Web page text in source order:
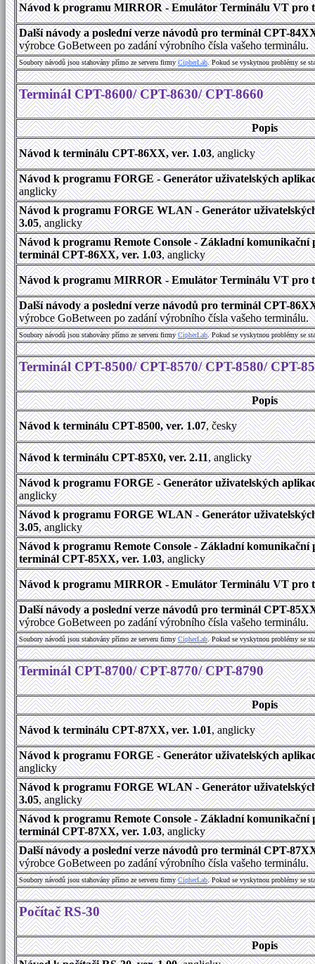
Návod k programu MIRROR - Emulátor Terminálu VT pro
Další návody a poslední verze návodů pro terminál CPT-
výrobce GoBetween po zadání výrobního čísla vašeho terminálu.
Soubory návodů jsou stahovány přímo ze serveru firmyCipherLab. Pokud se vyskytnou problémy se
Terminál CPT-8600/ CPT-8630/ CPT-8660
Popis
Návod k terminálu CPT-86XX, ver. 1.03, anglicky
Návod k programu FORGE - Generátor uživatelských
anglicky
Návod k programu FORGE WLAN - Generátor
3.05, anglicky
Návod k programu Remote Console - Základní
terminál CPT-86XX, ver. 1.03, anglicky
Návod k programu MIRROR - Emulátor Terminálu VT pro
Další návody a poslední verze návodů pro terminál CPT-
výrobce GoBetween po zadání výrobního čísla vašeho terminálu.
Soubory návodů jsou stahovány přímo ze serveru firmyCipherLab. Pokud se vyskytnou problémy se
Terminál CPT-8500/ CPT-8570/ CPT-8580/ CPT-
Popis
Návod k terminálu CPT-8500, ver. 1.07, česky
Návod k terminálu CPT-85X0, ver. 2.11, anglicky
Návod k programu FORGE - Generátor uživatelských
anglicky
Návod k programu FORGE WLAN - Generátor
3.05, anglicky
Návod k programu Remote Console - Základní
terminál CPT-85XX, ver. 1.03, anglicky
Návod k programu MIRROR - Emulátor Terminálu VT pro
Další návody a poslední verze návodů pro terminál CPT-
výrobce GoBetween po zadání výrobního čísla vašeho terminálu.
Soubory návodů jsou stahovány přímo ze serveru firmyCipherLab. Pokud se vyskytnou problémy se
Terminál CPT-8700/ CPT-8770/ CPT-8790
Popis
Návod k terminálu CPT-87XX, ver. 1.01, anglicky
Návod k programu FORGE - Generátor uživatelských
anglicky
Návod k programu FORGE WLAN - Generátor
3.05, anglicky
Návod k programu Remote Console - Základní
terminál CPT-87XX, ver. 1.03, anglicky
Další návody a poslední verze návodů pro terminál CPT-
výrobce GoBetween po zadání výrobního čísla vašeho terminálu.
Soubory návodů jsou stahovány přímo ze serveru firmyCipherLab. Pokud se vyskytnou problémy se
Počítač RS-30
Popis